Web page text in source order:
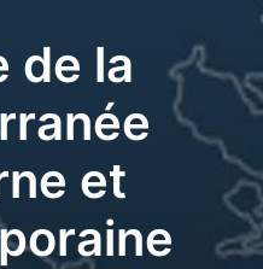
de la
et